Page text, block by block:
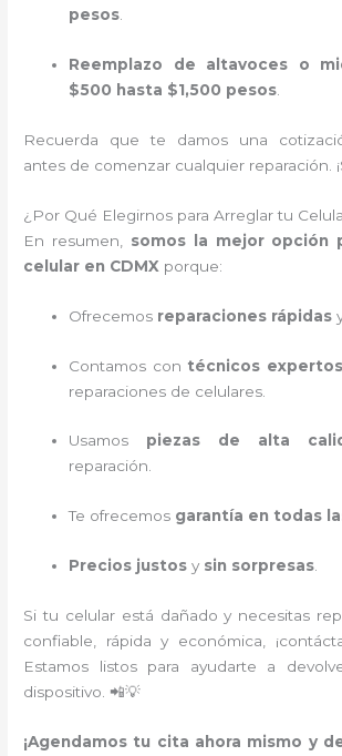
pesos
Reemplazo de altavoces o
$500 hasta $1,500 pesos
Recuerda que te damos una
antes de comenzar cualquier reparación.
¿Por Qué Elegirnos para Arreglar tu
En resumen, somos la mejor opción
celular en CDMX porque:
Ofrecemos reparaciones rápidas
Contamos con técnicos expertos
reparaciones de celulares.
Usamos piezas de alta
reparación.
Te ofrecemos garantía en todas
Precios justos y sin sorpresas
Si tu celular está dañado y necesitas
confiable, rápida y económica,
Estamos listos para ayudarte a
dispositivo. 📲💡
¡Agendamos tu cita ahora mismo y